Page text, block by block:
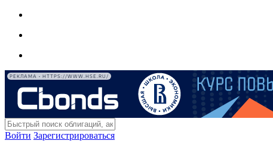
РЕКЛАМА • HTTPS://WWW.HSE.RU/
Войти Зарегистрироваться